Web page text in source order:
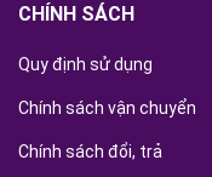
CHÍNH SÁCH
Quy định sử dụng
Chính sách vận chuyển
Chính sách đổi, trả